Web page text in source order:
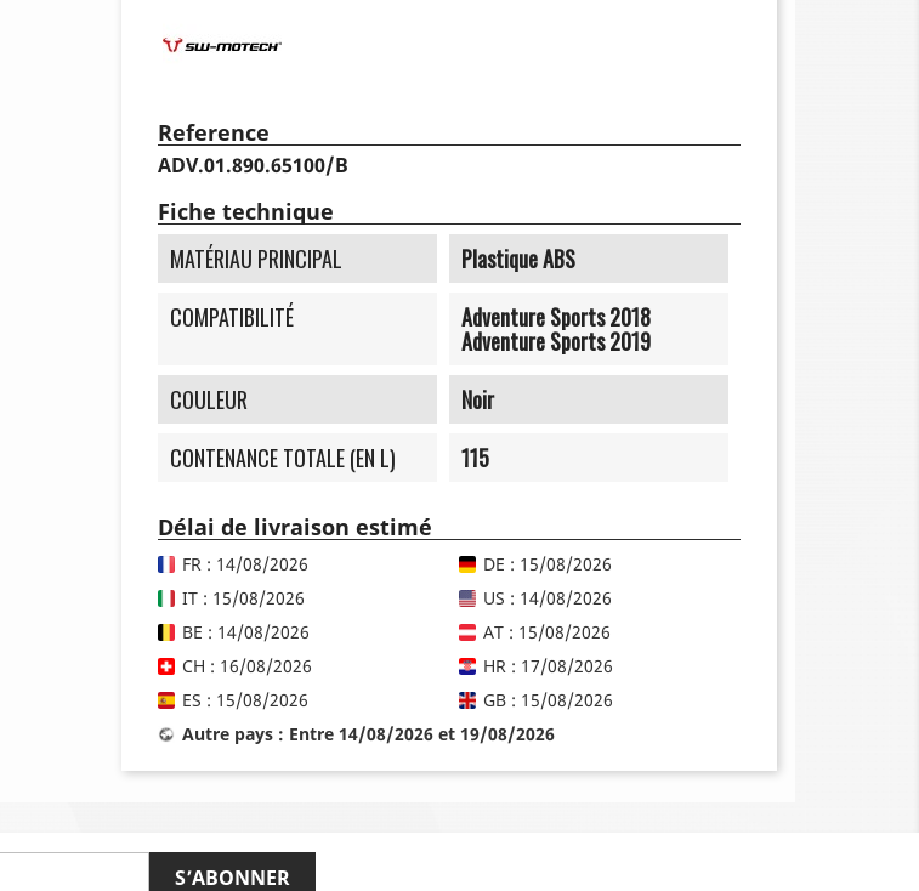
Reference
ADV.01.890.65100/B
Fiche technique
MATÉRIAU PRINCIPAL
Plastique ABS
COMPATIBILITÉ
Adventure Sports 2018
Adventure Sports 2019
COULEUR
Noir
CONTENANCE TOTALE (EN L)
115
Délai de livraison estimé
FR : 14/08/2026
DE : 15/08/2026
IT : 15/08/2026
US : 14/08/2026
BE : 14/08/2026
AT : 15/08/2026
CH : 16/08/2026
HR : 17/08/2026
ES : 15/08/2026
GB : 15/08/2026
Autre pays : Entre 14/08/2026 et 19/08/2026